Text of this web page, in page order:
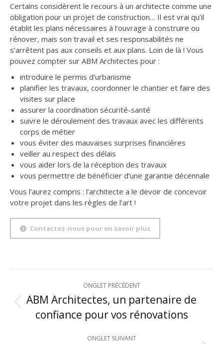
Certains considèrent le recours à un architecte comme une
obligation pour un projet de construction… Il est vrai qu’il
établit les plans nécessaires à l’ouvrage à construire ou
rénover, mais son travail et ses responsabilités ne
s’arrêtent pas aux conseils et aux plans. Loin de là ! Vous
pouvez compter sur ABM Architectes pour :
introduire le permis d’urbanisme
planifier les travaux, coordonner le chantier et faire des
visites sur place
assurer la coordination sécurité-santé
suivre le déroulement des travaux avec les différents
corps de métier
vous éviter des mauvaises surprises financières
veiller au respect des délais
vous aider lors de la réception des travaux
vous permettre de bénéficier d’une garantie décennale
Vous l’aurez compris : l’architecte a le devoir de concevoir
votre projet dans les règles de l’art !
Contactez-nous pour en savoir plus
NAVIGATION
DE
COMMENTAIRE
ONGLET PRÉCÉDENT
Onglet
précédent
ABM Architectes, un partenaire de
confiance pour vos rénovations
ONGLET SUIVANT